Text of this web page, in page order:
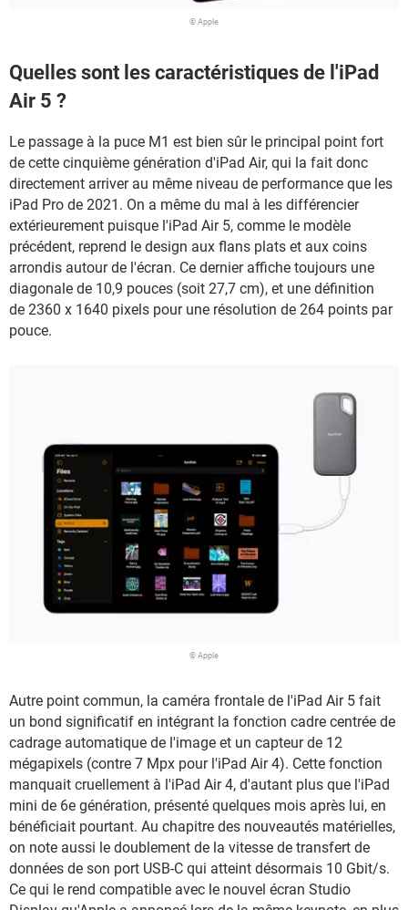
© Apple
Quelles sont les caractéristiques de l'iPad
Air 5 ?
Le passage à la puce M1 est bien sûr le principal point fort
de cette cinquième génération d'iPad Air, qui la fait donc
directement arriver au même niveau de performance que les
iPad Pro de 2021. On a même du mal à les différencier
extérieurement puisque l'iPad Air 5, comme le modèle
précédent, reprend le design aux flans plats et aux coins
arrondis autour de l'écran. Ce dernier affiche toujours une
diagonale de 10,9 pouces (soit 27,7 cm), et une définition
de 2360 x 1640 pixels pour une résolution de 264 points par
pouce.
© Apple
Autre point commun, la caméra frontale de l'iPad Air 5 fait
un bond significatif en intégrant la fonction cadre centrée de
cadrage automatique de l'image et un capteur de 12
mégapixels (contre 7 Mpx pour l'iPad Air 4). Cette fonction
manquait cruellement à l'iPad Air 4, d'autant plus que l'iPad
mini de 6e génération, présenté quelques mois après lui, en
bénéficiait pourtant. Au chapitre des nouveautés matérielles,
on note aussi le doublement de la vitesse de transfert de
données de son port USB-C qui atteint désormais 10 Gbit/s.
Ce qui le rend compatible avec le nouvel écran Studio